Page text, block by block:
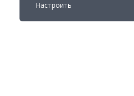
Настроить